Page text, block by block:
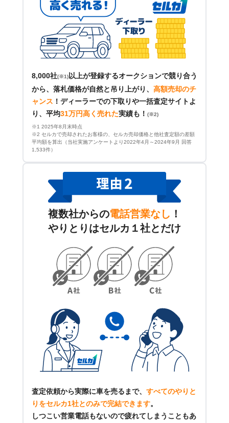
8,000社(※1) 以上が登録するオークションで競り合う
から、落札価格が自然と吊り上がり、 高額売却のチ
ャンス ！ ディーラーでの下取りや一括査定サイトよ
り、平均31万円高く売れた実績も！ (※2)
※1 2025年8月末時点
※2 セルカで売却されたお客様の、セルカ売却価格と他社査定額の差額
平均額を算出（当社実施アンケートより2022年4月～2024年9月 回答
1,533件）
複数社からの電話営業なし ！
やりとりはセルカ１社とだけ
査定依頼から実際に車を売るまで、 すべてのやりと
りをセルカ1社とのみで完結できます。
しつこい営業電話もないので疲れてしまうこともあ